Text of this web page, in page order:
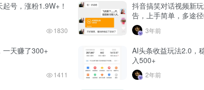
号，涨粉1.9W+！
1830
抖音搞笑对话视频新
告，上手简单，多途
3年前
一天赚了300+
1411
AI头条收益玩法2.0，
入500+
2年前